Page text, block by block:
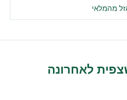
מהמלאי
לאחרונה